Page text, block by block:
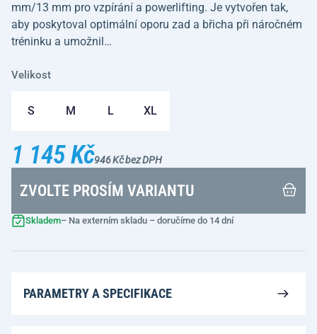
mm/13 mm pro vzpírání a powerlifting. Je vytvořen tak,
aby poskytoval optimální oporu zad a břicha při náročném
tréninku a umožnil…
Velikost
S M L XL
1 145 Kč946 Kč bez DPH
ZVOLTE PROSÍM VARIANTU
Skladem– Na externím skladu – doručíme do 14 dní
PARAMETRY A SPECIFIKACE